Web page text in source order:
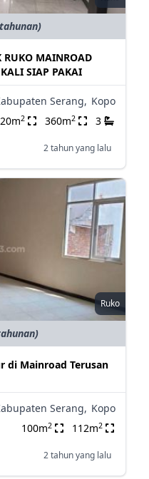
RUKO MAINROAD
SIAP PAKAI
Serang, Kopo
2 360m2 3
2 tahun yang lalu
Ruko
di Mainroad Terusan
Serang, Kopo
100m2 112m2
2 tahun yang lalu